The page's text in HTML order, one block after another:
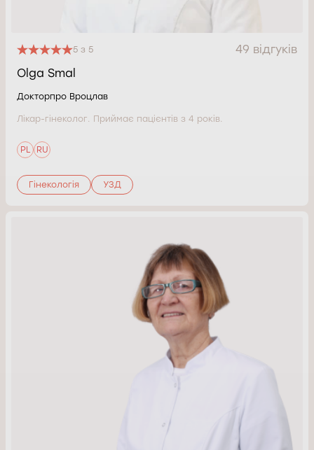
5 з 5
49 відгуків
Olga Smal
Докторпро Вроцлав
Лікар-гінеколог. Приймає пацієнтів з 4 років.
PL RU
Гінекологія УЗД